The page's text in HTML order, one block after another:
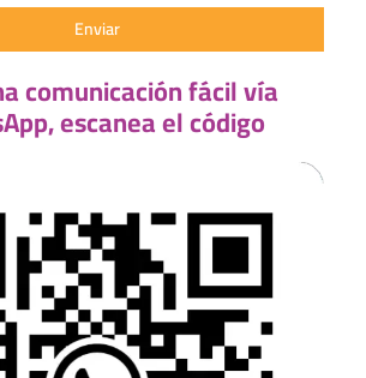
Enviar
comunicación fácil vía
escanea el código